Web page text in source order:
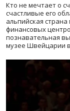
Кто не мечтает о
счастливые его
альпийская
финансовых
познавательная
музее Швейцарии